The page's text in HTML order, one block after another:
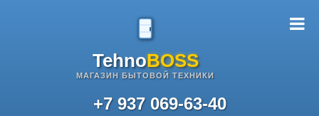
TehnoBOSS
МАГАЗИН БЫТОВОЙ ТЕХНИКИ
+7 937 069-63-40